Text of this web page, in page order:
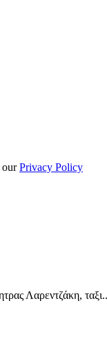
ourPrivacy Policy
Λαρεντζάκη,